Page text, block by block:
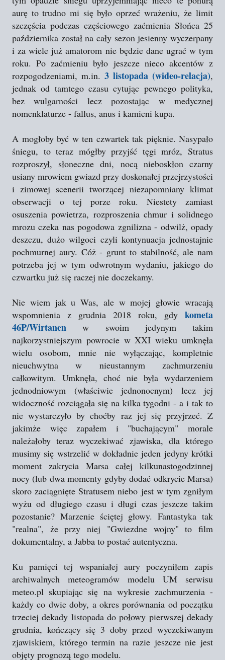
aurę to trudno mi się było oprzeć wrażeniu, że limit
szczęścia podczas częściowego zaćmienia Słońca 25
października został na cały sezon jesienny wyczerpany
i za wiele już amatorom nie będzie dane ugrać w tym
roku. Po zaćmieniu było jeszcze nieco akcentów z
rozpogodzeniami, m.in. 3 listopada (wideo-relacja),
jednak od tamtego czasu cytując pewnego polityka,
bez wulgarności lecz pozostając w medycznej
nomenklaturze - fallus, anus i kamieni kupa.
A mogłoby być w ten czwartek tak pięknie. Nasypało
śniegu, to teraz mógłby przyjść tęgi mróz, Stratus
rozproszył, słoneczne dni, nocą nieboskłon czarny
usiany mrowiem gwiazd przy doskonałej przejrzystości
i zimowej scenerii tworzącej niezapomniany klimat
obserwacji o tej porze roku. Niestety zamiast
osuszenia powietrza, rozproszenia chmur i solidnego
mrozu czeka nas pogodowa zgnilizna - odwilż, opady
deszczu, dużo wilgoci czyli kontynuacja jednostajnie
pochmurnej aury. Cóż - grunt to stabilność, ale nam
potrzeba jej w tym odwrotnym wydaniu, jakiego do
czwartku już się raczej nie doczekamy.
Nie wiem jak u Was, ale w mojej głowie wracają
wspomnienia z grudnia 2018 roku, gdy kometa
46P/Wirtanen w swoim jedynym takim
najkorzystniejszym powrocie w XXI wieku umknęła
wielu osobom, mnie nie wyłączając, kompletnie
nieuchwytna w nieustannym zachmurzeniu
całkowitym. Umknęła, choć nie była wydarzeniem
jednodniowym (właściwie jednonocnym) lecz jej
widoczność rozciągała się na kilka tygodni - a i tak to
nie wystarczyło by choćby raz jej się przyjrzeć. Z
jakimże więc zapałem i "buchającym" morale
należałoby teraz wyczekiwać zjawiska, dla którego
musimy się wstrzelić w dokładnie jeden jedyny krótki
moment zakrycia Marsa całej kilkunastogodzinnej
nocy (lub dwa momenty gdyby dodać odkrycie Marsa)
skoro zaciągnięte Stratusem niebo jest w tym zgniłym
wyżu od długiego czasu i długi czas jeszcze takim
pozostanie? Marzenie ściętej głowy. Fantastyka tak
"realna", że przy niej "Gwiezdne wojny" to film
dokumentalny, a Jabba to postać autentyczna.
Ku pamięci tej wspaniałej aury poczyniłem zapis
archiwalnych meteogramów modelu UM serwisu
meteo.pl skupiając się na wykresie zachmurzenia -
każdy co dwie doby, a okres porównania od początku
trzeciej dekady listopada do połowy pierwszej dekady
grudnia, kończący się 3 doby przed wyczekiwanym
zjawiskiem, którego termin na razie jeszcze nie jest
objęty prognozą tego modelu.